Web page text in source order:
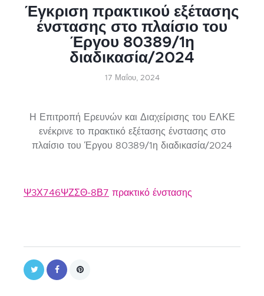
Έγκριση πρακτικού εξέτασης
ένστασης στο πλαίσιο του
Έργου 80389/1η
διαδικασία/2024
17 Μαΐου, 2024
Η Επιτροπή Ερευνών και Διαχείρισης του ΕΛΚΕ
ενέκρινε το πρακτικό εξέτασης ένστασης στο
πλαίσιο του Έργου 80389/1η διαδικασία/2024
Ψ3Χ746ΨΖΣΘ-8Β7 πρακτικό ένστασης